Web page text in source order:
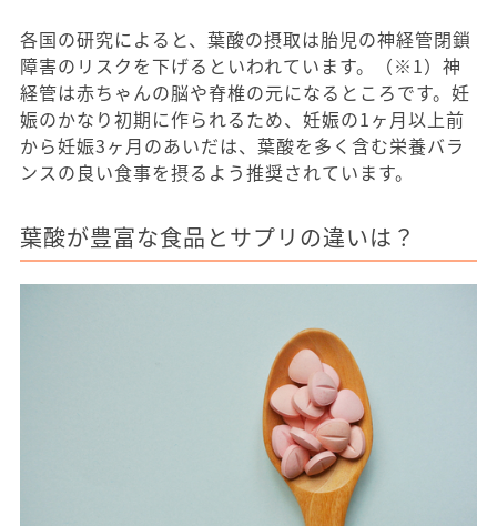
各国の研究によると、葉酸の摂取は胎児の神経管閉鎖
障害のリスクを下げるといわれています。（※1）神
経管は赤ちゃんの脳や脊椎の元になるところです。妊
娠のかなり初期に作られるため、妊娠の1ヶ月以上前
から妊娠3ヶ月のあいだは、葉酸を多く含む栄養バラ
ンスの良い食事を摂るよう推奨されています。
葉酸が豊富な食品とサプリの違いは？